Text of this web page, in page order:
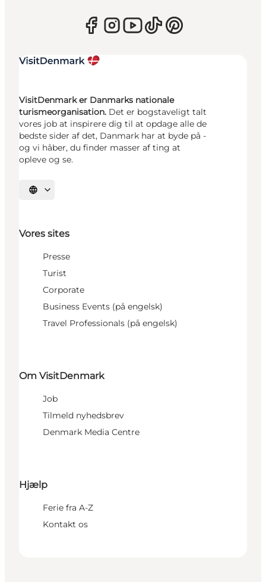
VisitDenmark er Danmarks nationale
turismeorganisation. Det er bogstaveligt talt
vores job at inspirere dig til at opdage alle de
bedste sider af det, Danmark har at byde på -
og vi håber, du finder masser af ting at
opleve og se.
Vælg sprog
Vores sites
Presse
Turist
Corporate
Business Events (på engelsk)
Travel Professionals (på engelsk)
Om VisitDenmark
Job
Tilmeld nyhedsbrev
Denmark Media Centre
Hjælp
Ferie fra A-Z
Kontakt os